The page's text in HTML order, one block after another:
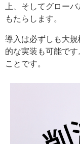
上、そしてグロー
もたらします。
導入は必ずしも大
的な実装も可能で
ことです。